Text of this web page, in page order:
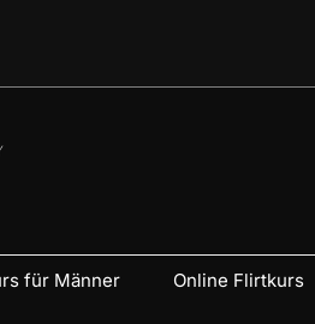
für Männer Online Flirtkurs